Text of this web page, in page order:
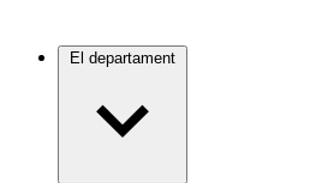
El departament